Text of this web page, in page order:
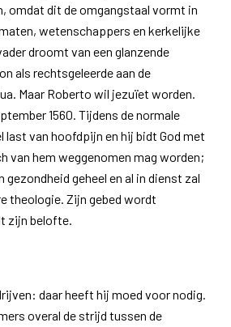
omdat dit de omgangstaal vormt in
wetenschappers en kerkelijke
droomt van een glanzende
als rechtsgeleerde aan de
Maar Roberto wil jezuïet worden.
1560. Tijdens de normale
last van hoofdpijn en hij bidt God met
van hem weggenomen mag worden;
geheel en al in dienst zal
theologie. Zijn gebed wordt
zijn belofte.
daar heeft hij moed voor nodig.
overal de strijd tussen de